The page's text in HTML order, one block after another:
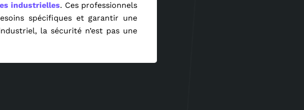
industrielles. Ces professionnels
spécifiques et garantir une
la sécurité n’est pas une